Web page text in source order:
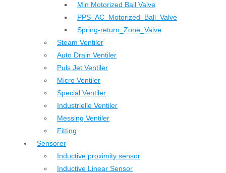
Min Motorized Ball Valve
PPS_AC_Motorized_Ball_Valve
Spring-return_Zone_Valve
Steam Ventiler
Auto Drain Ventiler
Puls Jet Ventiler
Micro Ventiler
Special Ventiler
Industrielle Ventiler
Messing Ventiler
Fitting
Sensorer
Inductive proximity sensor
Inductive Linear Sensor